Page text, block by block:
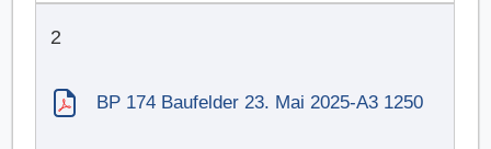
2
BP 174 Baufelder 23. Mai 2025-A3 1250